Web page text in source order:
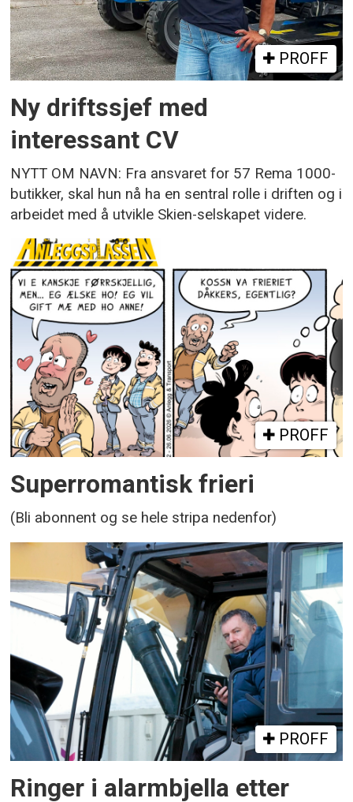
PROFF
Ny driftssjef med
interessant CV
NYTT OM NAVN: Fra ansvaret for 57 Rema 1000-
butikker, skal hun nå ha en sentral rolle i driften og i
arbeidet med å utvikle Skien-selskapet videre.
PROFF
Superromantisk frieri
(Bli abonnent og se hele stripa nedenfor)
PROFF
Ringer i alarmbjella etter